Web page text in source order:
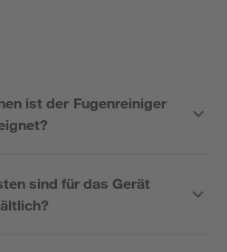
ist der Fugenreiniger
sind für das Gerät